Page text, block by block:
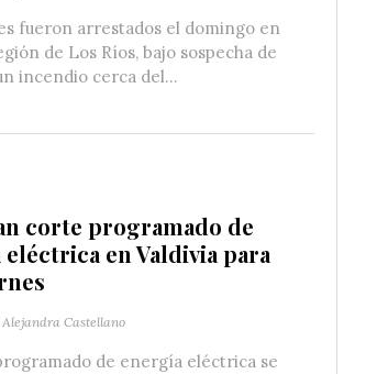
fueron arrestados el domingo en
de Los Ríos, bajo sospecha de
incendio cerca del...
corte programado de
en Valdivia para
Alejandra Castellano
de energía eléctrica se